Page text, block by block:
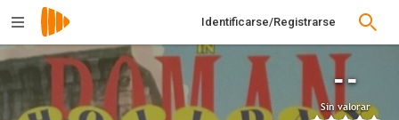
Identificarse/Registrarse
--
Sin valorar